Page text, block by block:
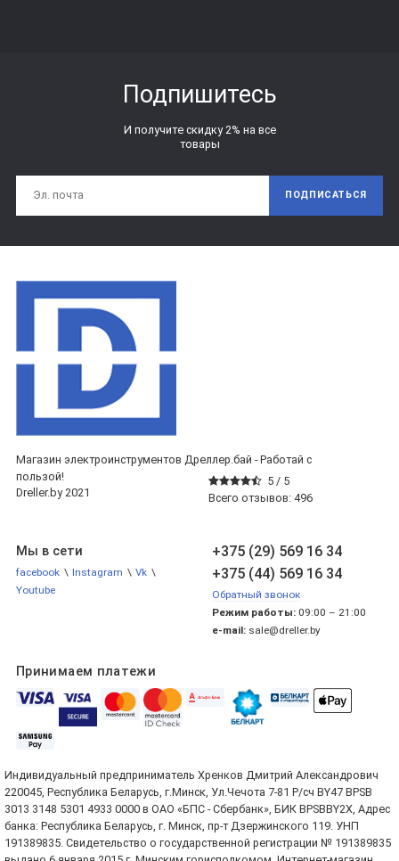
Подпишитесь
И получите скидку 2% на все
товары
ПОДПИСАТЬСЯ
Магазин электроинструментов Дреллер.бай - Работай с
пользой!
5 / 5
Всего отзывов: 496
Dreller.by 2021
+375 (29) 569 16 34
+375 (44) 569 16 34
Обратный звонок
Режим работы: 09:00 – 21:00
e-mail: sale@dreller.by
Мы в сети
facebook \ Instagram \ Vk \
Youtube
Принимаем платежи
Индивидуальный предприниматель Хренков Дмитрий Александрович
220045, Республика Беларусь, г.Минск, Ул.Чечота 7-81 Р/сч BY47 BPSB
3013 3148 5301 4933 0000 в ОАО «БПС - Сбербанк», БИК BPSBBY2X, Адрес
банка: Республика Беларусь, г. Минск, пр-т Дзержинского 119. УНП
191389835. Свидетельство о государственной регистрации № 191389835